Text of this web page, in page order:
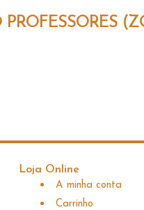
PROFESSORES
Loja Online
A minha conta
Carrinho